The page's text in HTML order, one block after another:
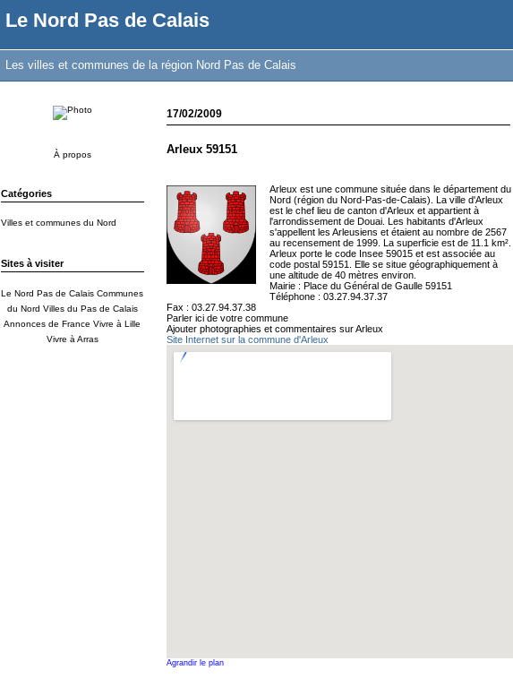
Le Nord Pas de Calais
Les villes et communes de la région Nord Pas de Calais
À propos
Catégories
Villes et communes du Nord
Sites à visiter
Le Nord Pas de Calais Communes
du Nord Villes du Pas de Calais
Annonces de France Vivre à Lille
Vivre à Arras
17/02/2009
Arleux 59151
Arleux est une commune située dans le département du
Nord (région du Nord-Pas-de-Calais). La ville d'Arleux
est le chef lieu de canton d'Arleux et appartient à
l'arrondissement de Douai. Les habitants d'Arleux
s'appellent les Arleusiens et étaient au nombre de 2567
au recensement de 1999. La superficie est de 11.1 km².
Arleux porte le code Insee 59015 et est associée au
code postal 59151. Elle se situe géographiquement à
une altitude de 40 mètres environ.
Mairie : Place du Général de Gaulle 59151
Téléphone : 03.27.94.37.37
Fax : 03.27.94.37.38
Parler ici de votre commune
Ajouter photographies et commentaires sur Arleux
Site Internet sur la commune d'Arleux
Agrandir le plan